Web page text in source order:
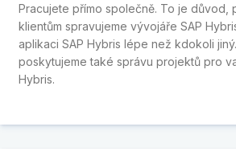
Pracujete přímo společně. To je důvod,
klientům spravujeme vývojáře SAP
aplikaci SAP Hybris lépe než kdokoli
poskytujeme také správu projektů pro
Hybris.